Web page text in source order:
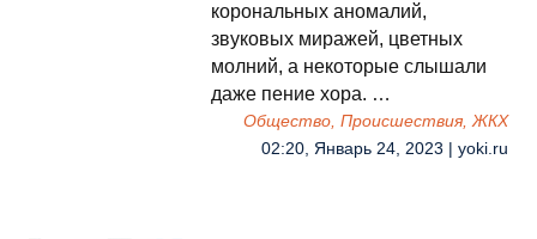
корональных аномалий,
звуковых миражей, цветных
молний, а некоторые слышали
даже пение хора. …
Общество, Происшествия, ЖКХ
02:20, Январь 24, 2023 | yoki.ru